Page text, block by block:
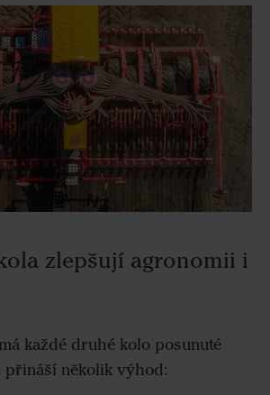
zlepšují agronomii i
každé druhé kolo posunuté
přináší několik výhod: